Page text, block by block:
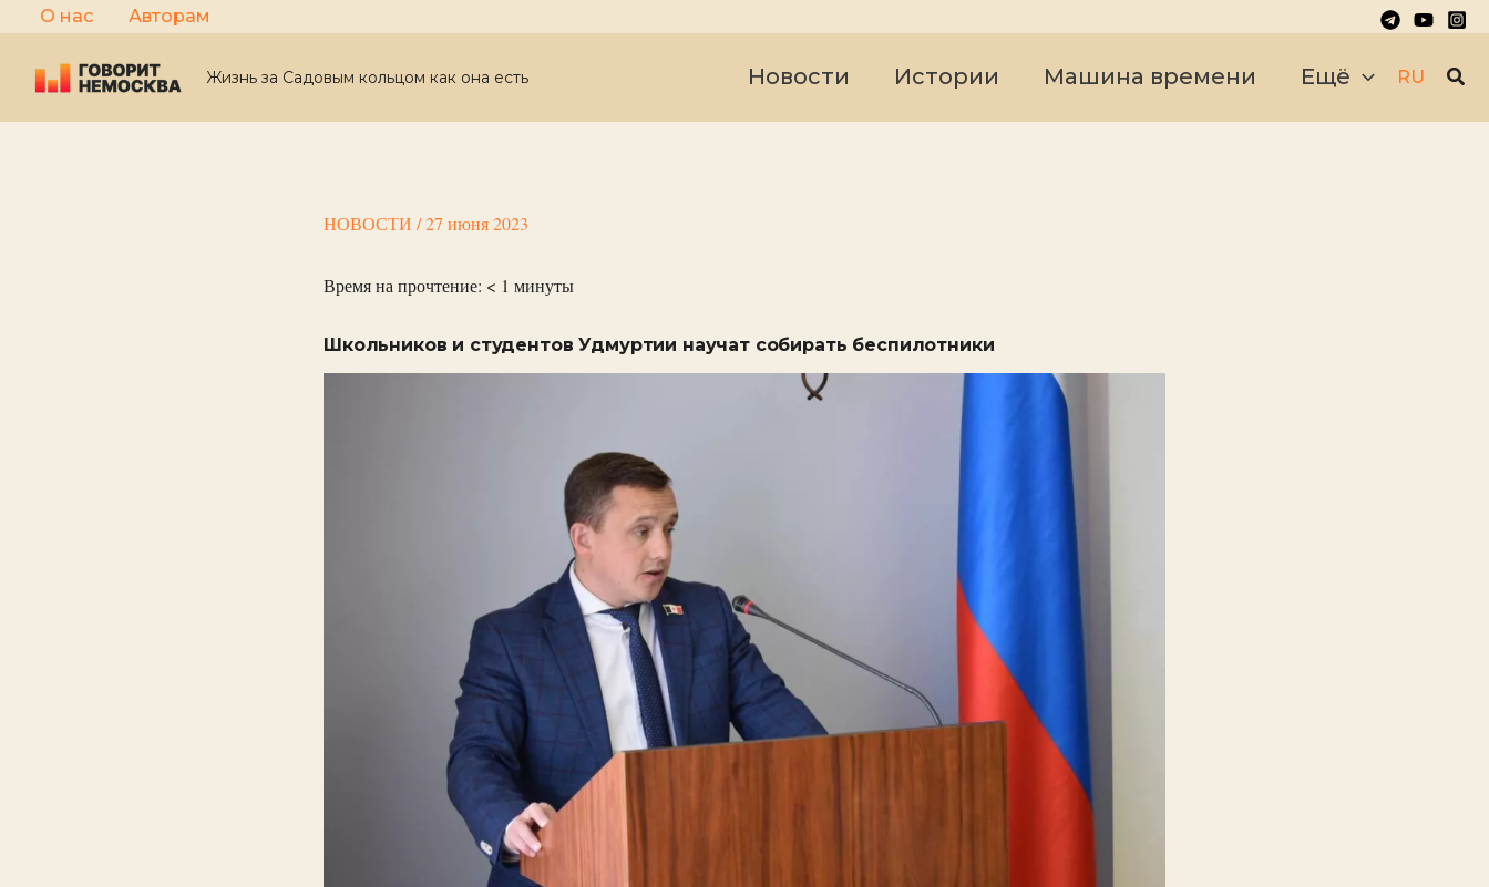
Перейти
к
содержимому
О нас Авторам
Жизнь за Садовым кольцом как она есть Новости Истории Машина времени Ещё RU
НОВОСТИ /27 июня 2023
Время на прочтение: < 1 минуты
Школьников и студентов Удмуртии научат собирать беспилотники